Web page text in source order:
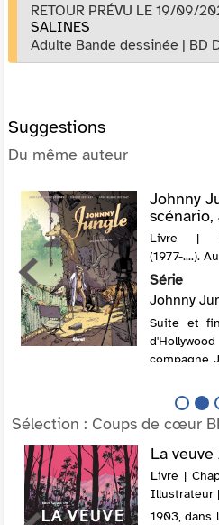
RETOUR PRÉVU LE 19/09/
SALINES
Adulte Bande dessinée | BD
Suggestions
Du même auteur
Johnny
scénario,
Livre |
(1977-....).
Série
Johnny
Suite et
compagne
business.
Sélection : Coups de cœur
La
Livre |
Illustrateur
1903, dans